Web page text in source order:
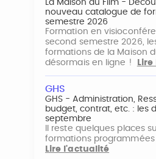
La Maison du Film -
nouveau catalogue de
semestre 2026
Formation en
second semestre 2026,
formations de la Maison
désormais en ligne !
GHS
GHS - Administration,
budget, contrat, etc. : les
septembre
Il reste quelques places
formations
Lire l'actualité